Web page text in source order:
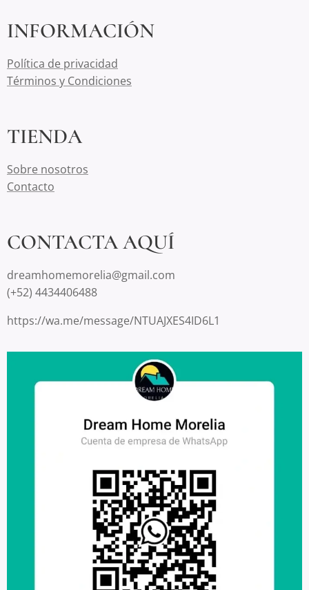
INFORMACIÓN
Política de privacidad
Términos y Condiciones
TIENDA
Sobre nosotros
Contacto
CONTACTA AQUÍ
dreamhomemorelia@gmail.com
(+52) 4434406488
https://wa.me/message/NTUAJXES4ID6L1